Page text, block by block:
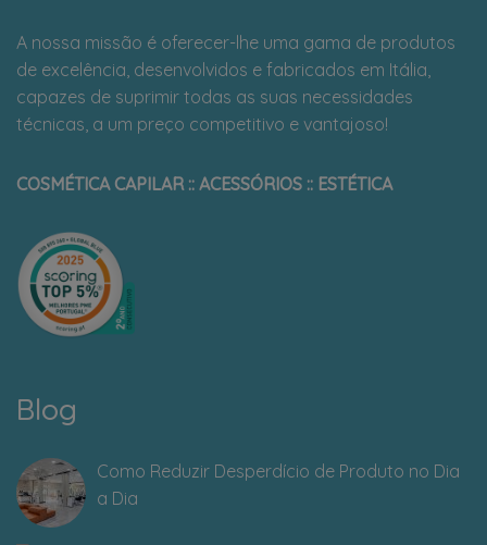
A nossa missão é oferecer-lhe uma gama de produtos
de excelência, desenvolvidos e fabricados em Itália,
capazes de suprimir todas as suas necessidades
técnicas, a um preço competitivo e vantajoso!
COSMÉTICA CAPILAR :: ACESSÓRIOS :: ESTÉTICA
Blog
Como Reduzir Desperdício de Produto no Dia
a Dia